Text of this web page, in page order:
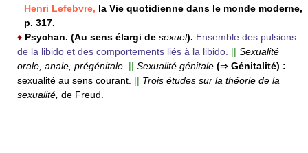
Henri Lefebvre, la Vie quotidienne dans le monde moderne,
p. 317.
♦ Psychan. (Au sens élargi de sexuel). Ensemble des pulsions
de la libido et des comportements liés à la libido. || Sexualité
orale, anale, prégénitale. || Sexualité génitale (⇒ Génitalité) :
sexualité au sens courant. || Trois études sur la théorie de la
sexualité, de Freud.